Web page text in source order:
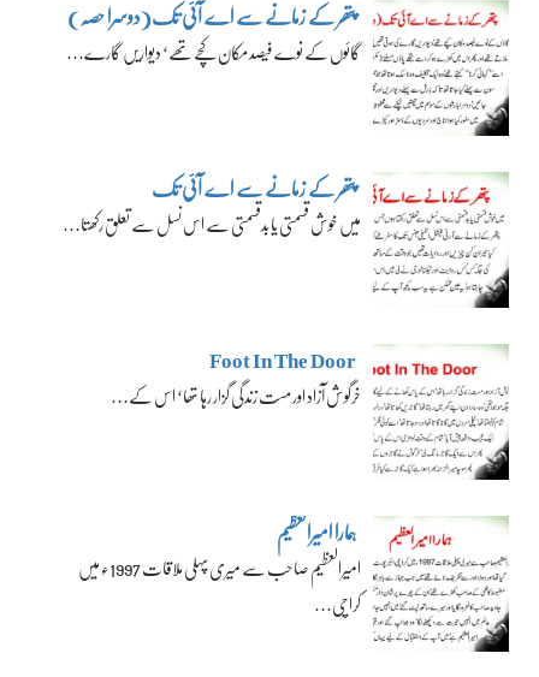
پتھر کے زمانے سے اے آئی تک(دوسرا حصہ)
گائوں کے نوے فیصد مکان کچے تھے‘ دیواریں گارے…
پتھر کے زمانے سے اے آئی تک
میں خوش قسمتی یا بدقسمتی سے اس نسل سے تعلق رکھتا…
Foot In The Door
خرگوش آزاد اور مست زندگی گزار رہا تھا‘ اس کے…
ہمارا امیرالعظیم
امیرالعظیم صاحب سے میری پہلی ملاقات 1997ء میں
کراچی…